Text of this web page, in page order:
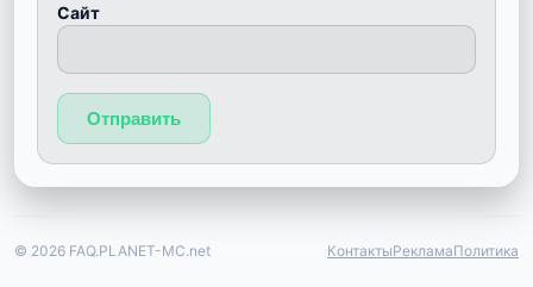
Сайт
© 2026 FAQ.PLANET-MC.net КонтактыРекламаПолитика